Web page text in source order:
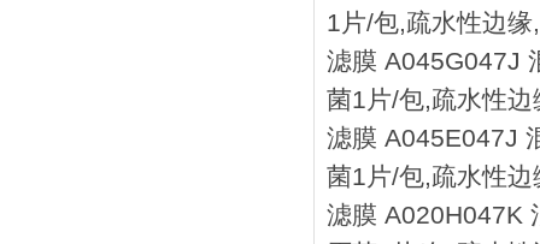
1片/包,疏水性边
滤膜 A045G047J
菌1片/包,疏水性
滤膜 A045E047J
菌1片/包,疏水性
滤膜 A020H047K